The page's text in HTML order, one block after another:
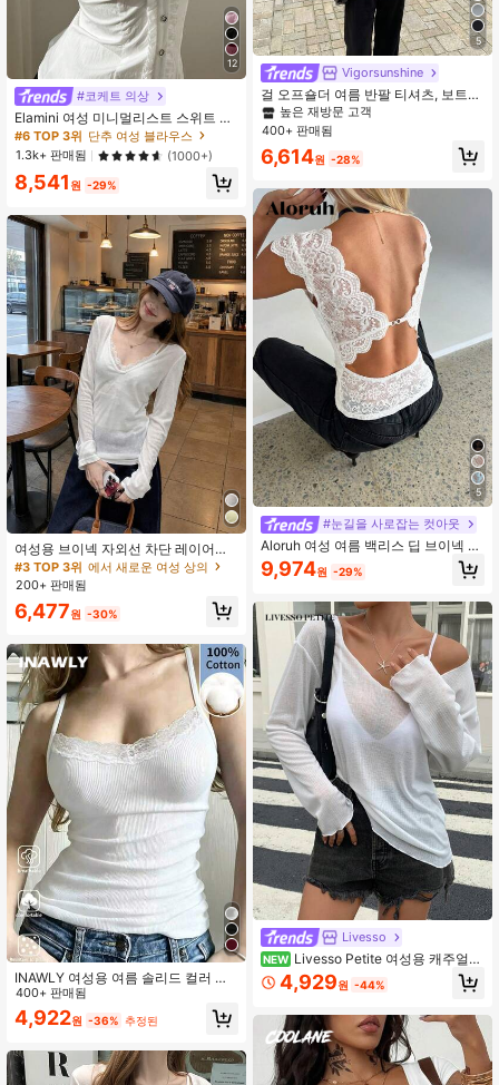
12
#코케트 의상
Elamini 여성 미니멀리스트 스위트 프
레시 러플 원 숄더 퍼프 슬리브 블라우
스, 봄/여름
#6 TOP 3위 단추 여성 블라우스
1.3k+ 판매됨
(1000+)
8,541 원 -29%
여성용 브이넥 자외선 차단 레이어링
다용도 긴팔 티셔츠 탑, 봄/여름 화이
트
#3 TOP 3위
에서 새로운 여성 상의
1년 전에 설립되었습니다.
거의 매진!
#3 TOP 3위 에서 새로운 여성 상의
1년 전에 설립되었습니다.
거의 매진!
#3 TOP 3위 에서 새로운 여성 상의
1년 전에 설립되었습니다.
거의 매진!
#3 TOP 3위
1년 전에 설립되었습니다.
거의 매진!
200+ 판매됨
6,477원 -30%
INAWLY 여성용 여름 솔리드 컬러 다
용도 대비 레이스 핏팅 캐미솔
400+ 판매됨
4,922원 -36% 추정된
5
Vigorsunshine
걸 오프숄더 여름 반팔 티셔츠, 보트넥
슬림핏 우아한 화이트 니트 탑, 캐주얼
클린 걸 에스테틱 디자인
높은 재방문 고객
400+ 판매됨
6,614원 -28%
5
#눈길을 사로잡는 컷아웃
Aloruh 여성 여름 백리스 딥 브이넥 레
이스 솔리드 컬러 탱크 탑
9,974원 -29%
Livesso
NEW Livesso Petite 여성용 캐주얼
다용도 솔리드 컬러 긴팔 티셔츠 학교
4,929원 -44%